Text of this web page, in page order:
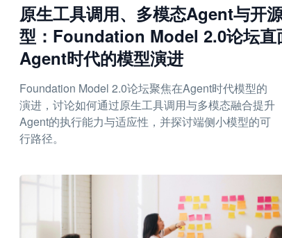
原生工具调用、多模态Agent与开
型：Foundation Model 2.0论坛直
Agent时代的模型演进
Foundation Model 2.0论坛聚焦在Agent时代模型的
演进，讨论如何通过原生工具调用与多模态融合提升
Agent的执行能力与适应性，并探讨端侧小模型的可
行路径。